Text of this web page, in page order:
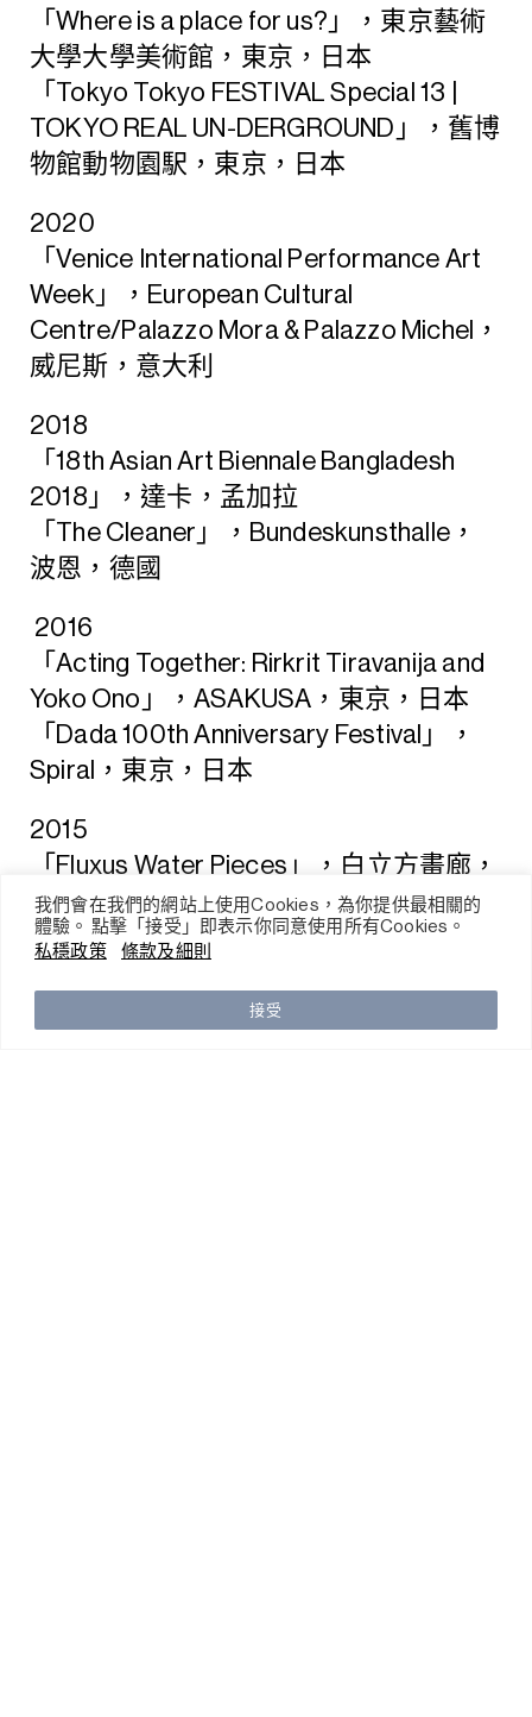
我們會在我們的網站上使用Cookies，為你提供最相關的
體驗。 點擊「接受」即表示你同意使用所有Cookies。
私穩政策
條款及細則
接受
「Where is a place for us?」，東京藝術
大學大學美術館，東京，日本
「Tokyo Tokyo FESTIVAL Special 13 |
TOKYO REAL UN-DERGROUND」，舊博
物館動物園駅，東京，日本
2020
「Venice International Performance Art
Week」，European Cultural
Centre/Palazzo Mora & Palazzo Michel，
威尼斯，意大利
2018
「18th Asian Art Biennale Bangladesh
2018」，達卡，孟加拉
「The Cleaner」，Bundeskunsthalle，
波恩，德國
2016
「Acting Together: Rirkrit Tiravanija and
Yoko Ono」，ASAKUSA，東京，日本
「Dada 100th Anniversary Festival」，
Spiral，東京，日本
2015
「Fluxus Water Pieces」，白立方畫廊，
倫敦，英國